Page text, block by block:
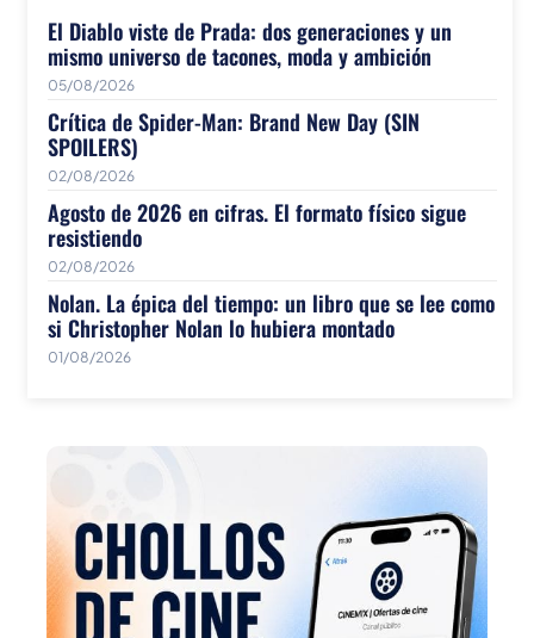
El Diablo viste de Prada: dos generaciones y un
mismo universo de tacones, moda y ambición
05/08/2026
Crítica de Spider-Man: Brand New Day (SIN
SPOILERS)
02/08/2026
Agosto de 2026 en cifras. El formato físico sigue
resistiendo
02/08/2026
Nolan. La épica del tiempo: un libro que se lee como
si Christopher Nolan lo hubiera montado
01/08/2026